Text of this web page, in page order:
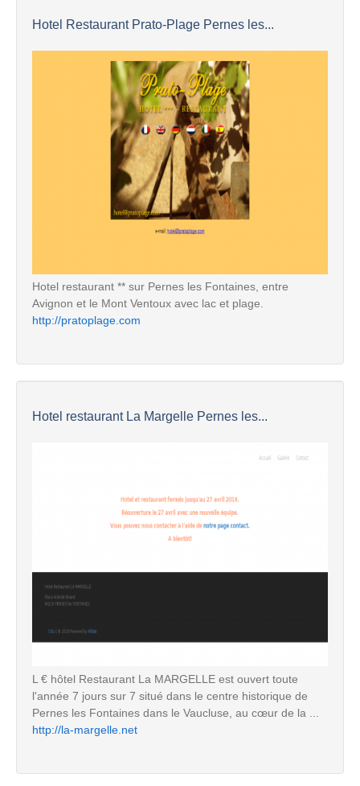
Hotel Restaurant Prato-Plage Pernes les...
Hotel restaurant ** sur Pernes les Fontaines, entre
Avignon et le Mont Ventoux avec lac et plage.
http://pratoplage.com
Hotel restaurant La Margelle Pernes les...
L € hôtel Restaurant La MARGELLE est ouvert toute
l'année 7 jours sur 7 situé dans le centre historique de
Pernes les Fontaines dans le Vaucluse, au cœur de la ...
http://la-margelle.net